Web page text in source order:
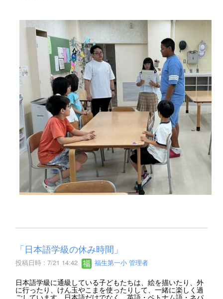
「日本語学級の休み時間」
投稿日時 : 7/21 14:42 福生第一小 管理者
日本語学級に通級している子どもたちは、絵を描いたり、外
に行ったり、けん玉やこまを使ったりして、一緒に楽しく過